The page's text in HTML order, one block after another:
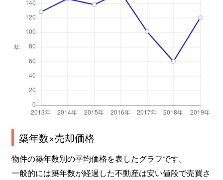
築年数×売却価格
物件の築年数別の平均価格を表したグラフです。
一般的には築年数が経過した不動産は安い値段で売買さ